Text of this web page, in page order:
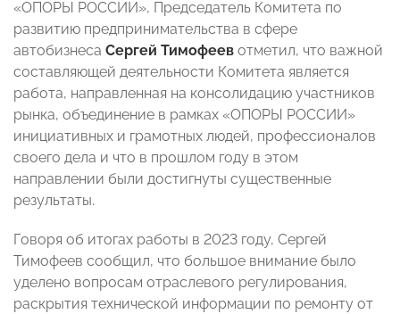
«ОПОРЫ РОССИИ», Председатель Комитета по
развитию предпринимательства в сфере
автобизнеса Сергей Тимофеев отметил, что важной
составляющей деятельности Комитета является
работа, направленная на консолидацию участников
рынка, объединение в рамках «ОПОРЫ РОССИИ»
инициативных и грамотных людей, профессионалов
своего дела и что в прошлом году в этом
направлении были достигнуты существенные
результаты.
Говоря об итогах работы в 2023 году, Сергей
Тимофеев сообщил, что большое внимание было
уделено вопросам отраслевого регулирования,
раскрытия технической информации по ремонту от